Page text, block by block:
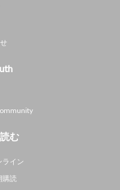
む
ライン
購読